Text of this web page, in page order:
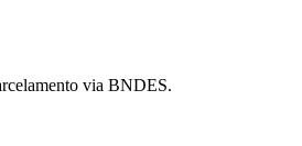
via BNDES.